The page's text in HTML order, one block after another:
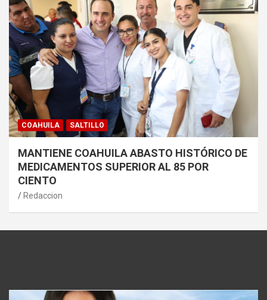
COAHUILA SALTILLO
MANTIENE COAHUILA ABASTO HISTÓRICO DE
MEDICAMENTOS SUPERIOR AL 85 POR
CIENTO
Redaccion